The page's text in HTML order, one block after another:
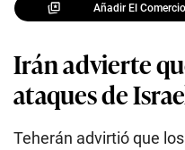
Añadir El
Irán advierte
ataques de
Teherán advirtió que